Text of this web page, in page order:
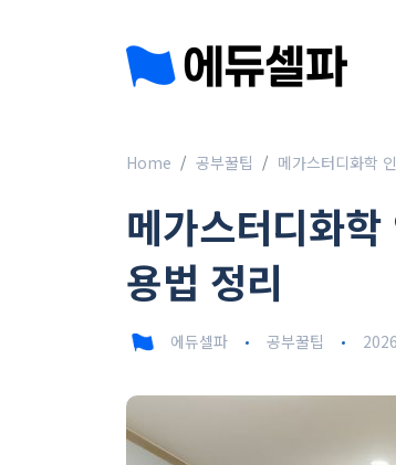
Home 공부꿀팁 메가스터디화학
메가스터디화
용법 정리
에듀셀파 공부꿀팁